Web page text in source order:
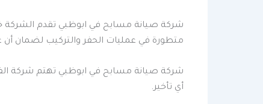
شركة صيانة مسابح في ابوظبي تقدم الشركة
متطورة في عمليات الحفر والتركيب لضمان
شركة صيانة مسابح في ابوظبي تهتم شركة
أي تأخير.